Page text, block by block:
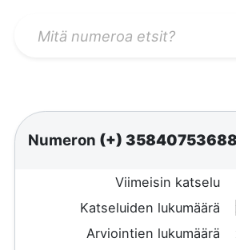
Numeron (+)
Viimeisin katselu
Katseluiden lukumäärä
Arviointien lukumäärä